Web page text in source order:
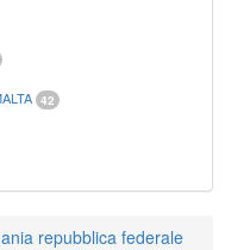
42
repubblica federale